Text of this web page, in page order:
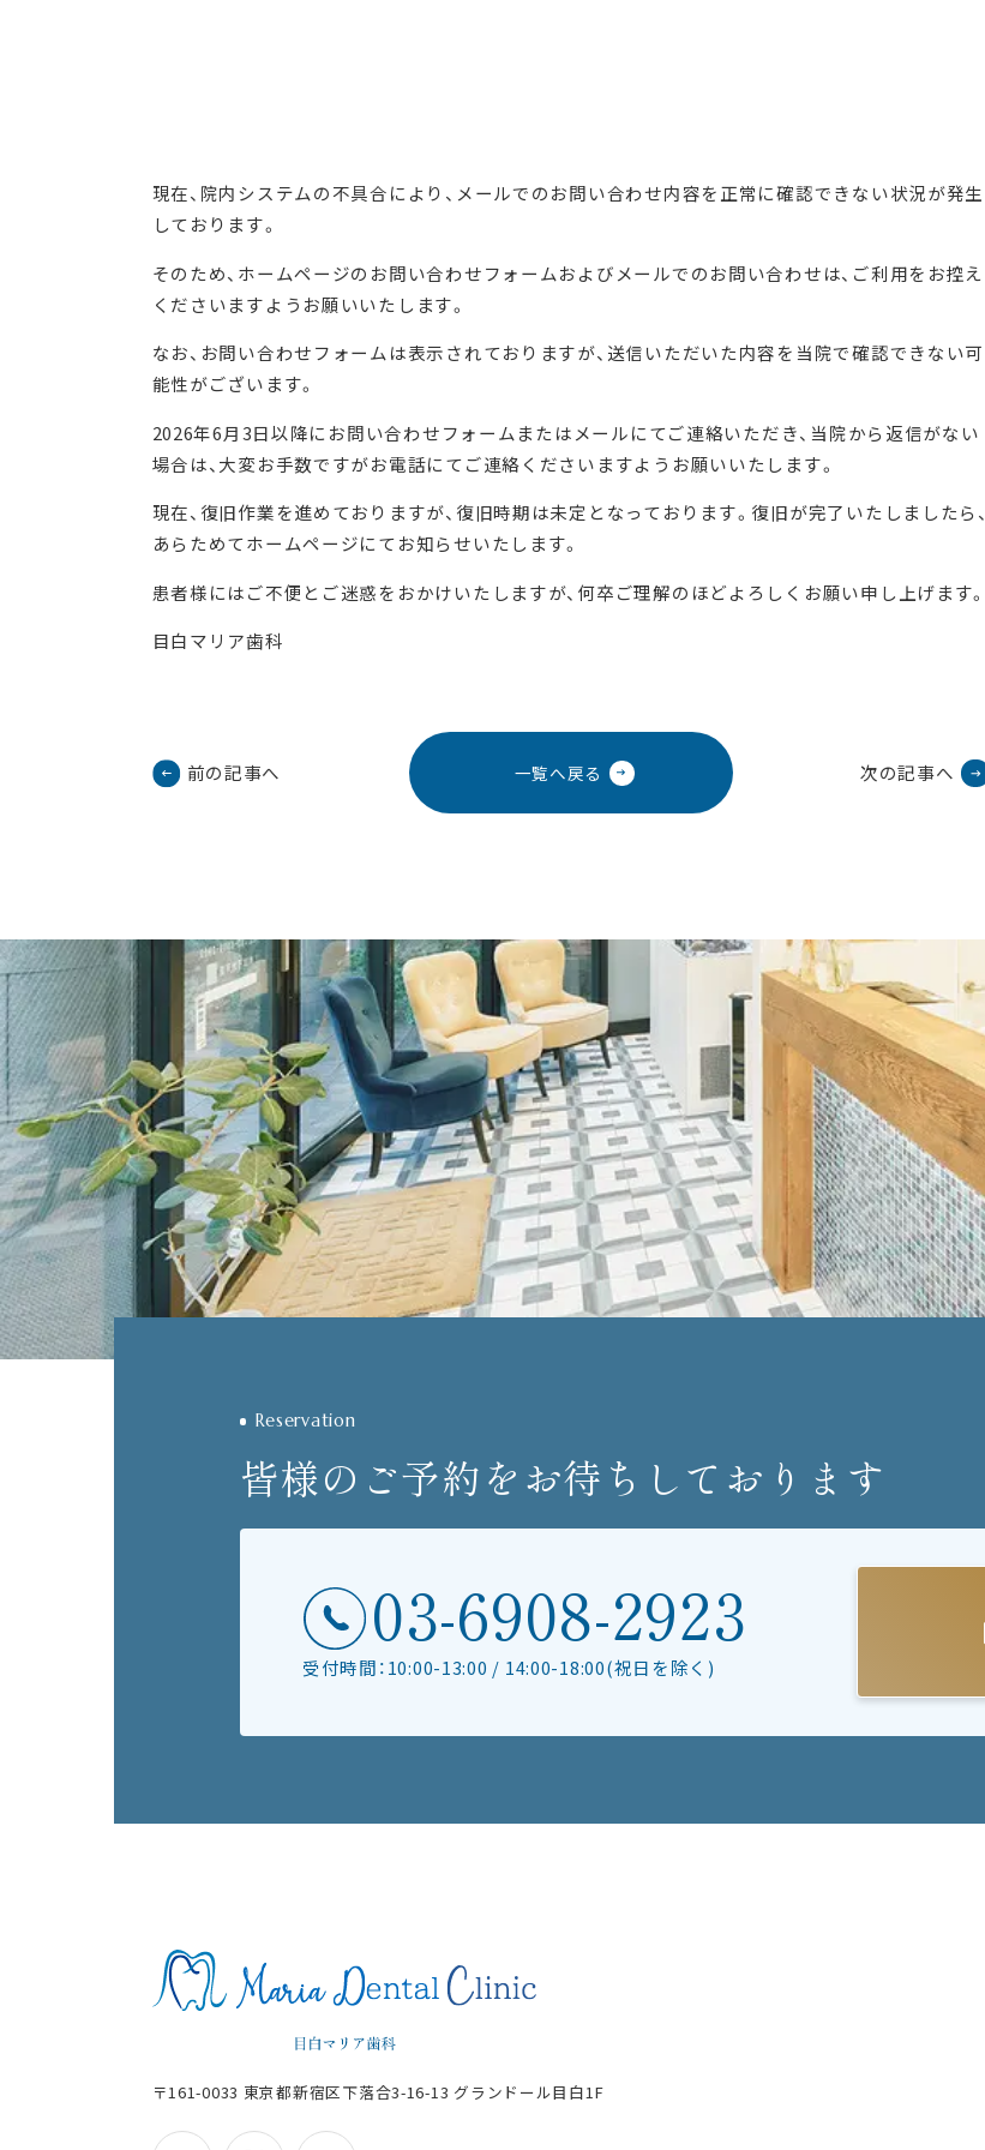
現在、院内システムの不具合により、メールでのお問い合わせ内容を正常に確認できない状況が発生
しております。
そのため、ホームページのお問い合わせフォームおよびメールでのお問い合わせは、ご利用をお控え
くださいますようお願いいたします。
なお、お問い合わせフォームは表示されておりますが、送信いただいた内容を当院で確認できない可
能性がございます。
2026年6月3日以降にお問い合わせフォームまたはメールにてご連絡いただき、当院から返信がない
場合は、大変お手数ですがお電話にてご連絡くださいますようお願いいたします。
現在、復旧作業を進めておりますが、復旧時期は未定となっております。復旧が完了いたしましたら、
あらためてホームページにてお知らせいたします。
患者様にはご不便とご迷惑をおかけいたしますが、何卒ご理解のほどよろしくお願い申し上げます。
目白マリア歯科
前の記事へ 一覧へ戻る 次の記事へ
Reservation
皆様のご予約をお待ちしております
03-6908-2923
受付時間：10:00-13:00 / 14:00-18:00(祝日を除く)
〒161-0033 東京都新宿区下落合3-16-13 グランドール目白1F